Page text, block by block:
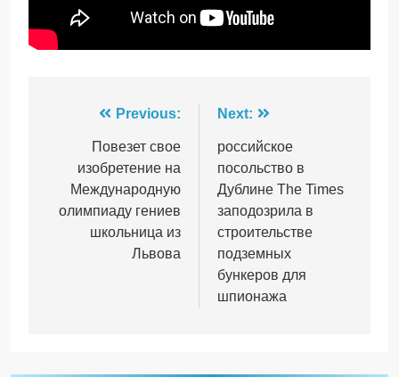
Навігація
записів
Previous:
Повезет свое
изобретение на
Международную
олимпиаду гениев
школьница из
Львова
Next:
российское
посольство в
Дублине The Times
заподозрила в
строительстве
подземных
бункеров для
шпионажа